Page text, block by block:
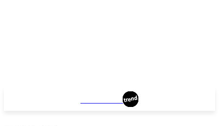
MANHATTAN